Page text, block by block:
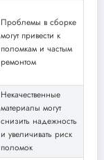
Проблемы в сборке
могут привести к
поломкам и частым
ремонтом
Некачественные
материалы могут
снизить надежность
и увеличивать риск
поломок